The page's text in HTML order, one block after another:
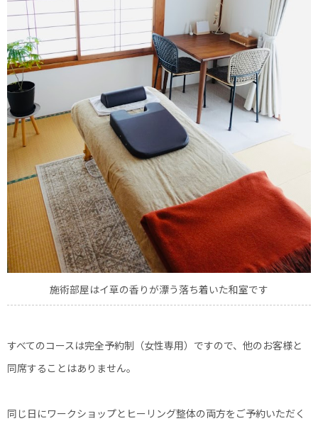
施術部屋はイ草の香りが漂う落ち着いた和室です
すべてのコースは完全予約制（女性専用）ですので、他のお客様と
同席することはありません。
同じ日にワークショップとヒーリング整体の両方をご予約いただく